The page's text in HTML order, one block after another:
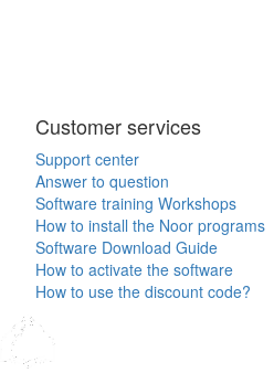
Customer services
Support center
Answer to question
Software training Workshops
How to install the Noor programs
Software Download Guide
How to activate the software
How to use the discount code?